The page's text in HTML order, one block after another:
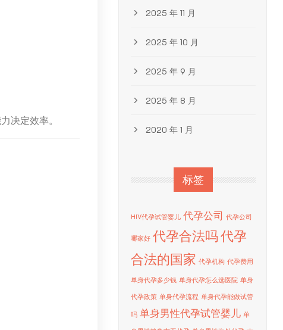
决定效率。
2025 年 11 月
2025 年 10 月
2025 年 9 月
2025 年 8 月
2020 年 1 月
标签
HIV代孕试管婴儿 代孕公司 代孕公司
哪家好 代孕合法吗代孕
合法的国家 代孕机构 代孕费用
单身代孕多少钱 单身代孕怎么选医院 单身
代孕政策 单身代孕流程 单身代孕能做试管
吗 单身男性代孕试管婴儿 单